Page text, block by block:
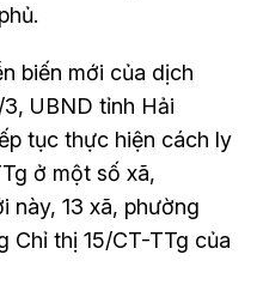
biến mới của dịch
UBND tỉnh Hải
tục thực hiện cách ly
ở một số xã,
này, 13 xã, phường
Chỉ thị 15/CT-TTg của